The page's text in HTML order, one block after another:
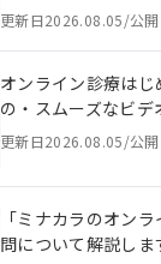
更新日2026.08.05/公
オンライン診療は
の・スムーズなビデ
更新日2026.08.05/公
「ミナカラのオン
問について解説しま